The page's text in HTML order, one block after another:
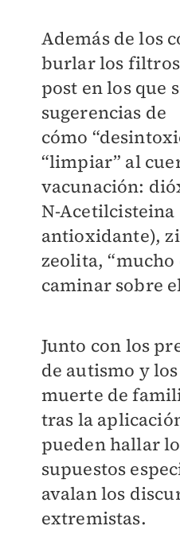
Además de los
burlar los
post en los que
sugerencias de
cómo
“limpiar” al
vacunación:
N-Acetilcisteina
antioxidante),
zeolita,
caminar sobre
Junto con los
de autismo y
muerte de
tras la
pueden hallar
supuestos
avalan los
extremistas.